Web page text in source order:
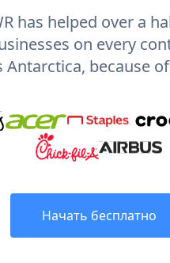
has helped over a
on every
Antarctica, because
Начать бесплатно